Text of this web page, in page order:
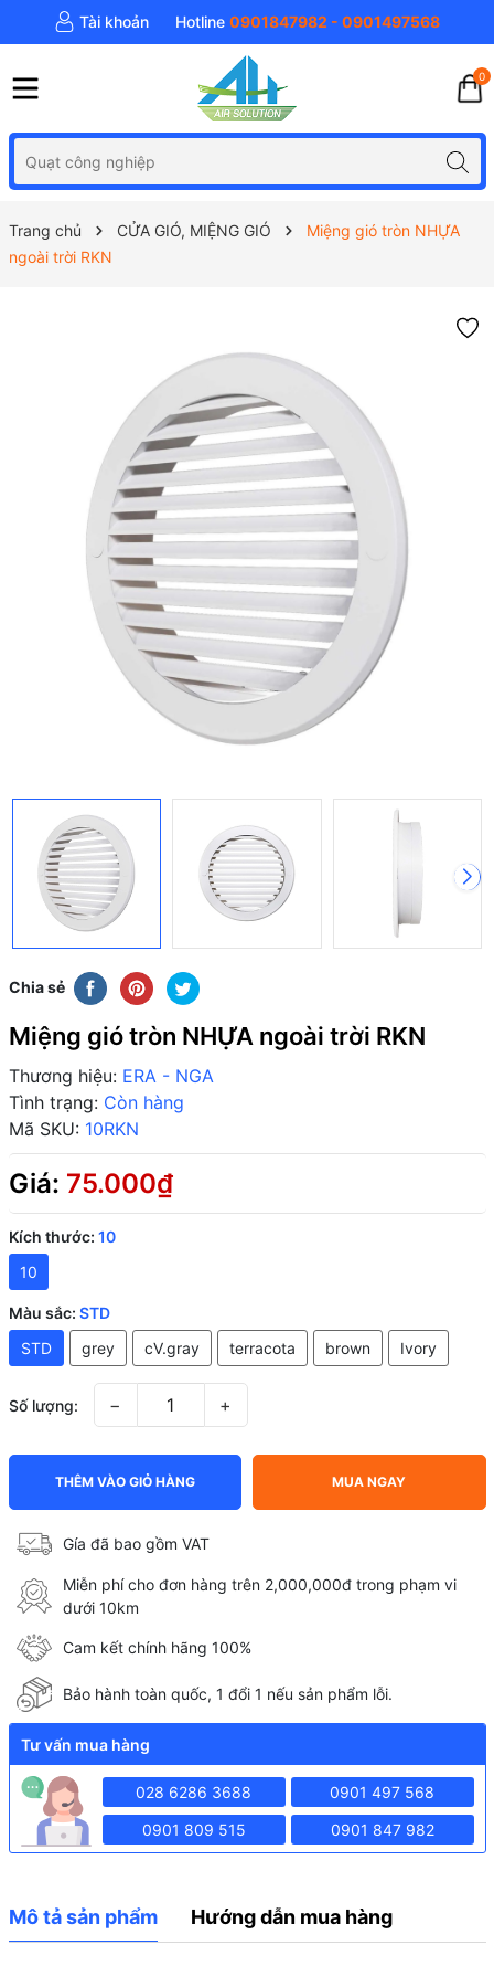
Tài khoản Hotline 0901847982 - 0901497568
0
Trang chủ CỬA GIÓ, MIỆNG GIÓ
Miệng gió tròn NHỰA
ngoài trời RKN
Chia sẻ
Miệng gió tròn NHỰA ngoài trời RKN
Thương hiệu: ERA - NGA
Tình trạng: Còn hàng
Mã SKU: 10RKN
Giá: 75.000₫
Kích thước: 10
10
Màu sắc: STD
STD
grey cV.gray terracota brown Ivory
Số lượng: − +
THÊM VÀO GIỎ HÀNG MUA NGAY
Gía đã bao gồm VAT
Miễn phí cho đơn hàng trên 2,000,000đ trong phạm vi
dưới 10km
Cam kết chính hãng 100%
Bảo hành toàn quốc, 1 đổi 1 nếu sản phẩm lỗi.
Tư vấn mua hàng
028 6286 3688 0901 497 568
0901 809 515 0901 847 982
Mô tả sản phẩm Hướng dẫn mua hàng